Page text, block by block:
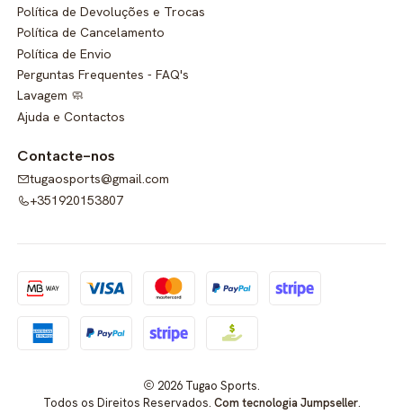
Política de Devoluções e Trocas
Política de Cancelamento
Política de Envio
Perguntas Frequentes - FAQ's
Lavagem 🧼
Ajuda e Contactos
Contacte-nos
tugaosports@gmail.com
+351920153807
2026 Tugao Sports.
Todos os Direitos Reservados. Com tecnologia Jumpseller.